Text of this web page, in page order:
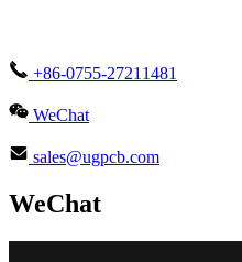
+86-0755-27211481
WeChat
sales@ugpcb.com
WeChat